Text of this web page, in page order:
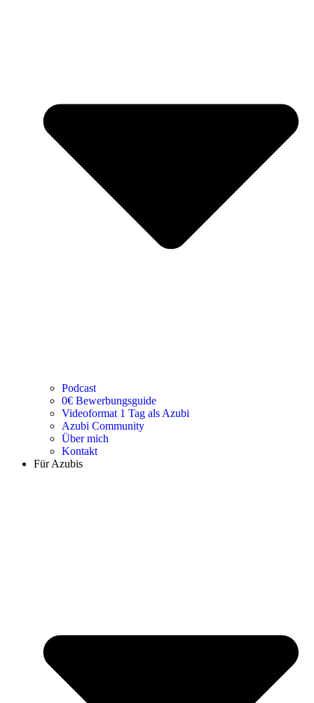
Podcast
0€ Bewerbungsguide
Videoformat 1 Tag als Azubi
Azubi Community
Über mich
Kontakt
Für Azubis